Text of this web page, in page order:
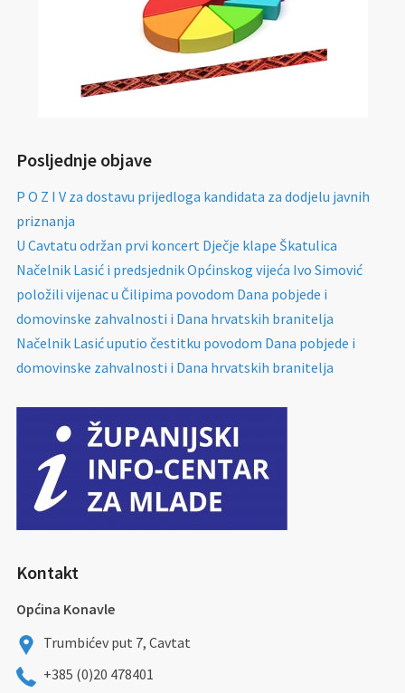
Posljednje objave
P O Z I V za dostavu prijedloga kandidata za dodjelu javnih
priznanja
U Cavtatu održan prvi koncert Dječje klape Škatulica
Načelnik Lasić i predsjednik Općinskog vijeća Ivo Simović
položili vijenac u Čilipima povodom Dana pobjede i
domovinske zahvalnosti i Dana hrvatskih branitelja
Načelnik Lasić uputio čestitku povodom Dana pobjede i
domovinske zahvalnosti i Dana hrvatskih branitelja
Kontakt
Općina Konavle
Trumbićev put 7, Cavtat
+385 (0)20 478401